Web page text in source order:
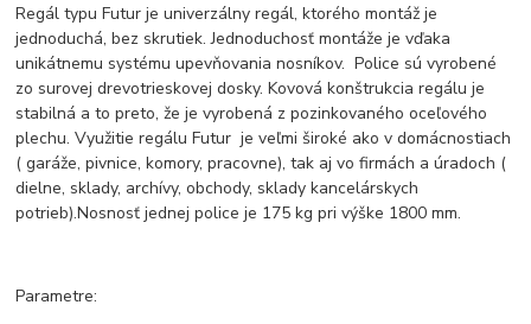
Regál typu Futur je univerzálny regál, ktorého montáž je
jednoduchá, bez skrutiek. Jednoduchosť montáže je vďaka
unikátnemu systému upevňovania nosníkov. Police sú vyrobené
zo surovej drevotrieskovej dosky. Kovová konštrukcia regálu je
stabilná a to preto, že je vyrobená z pozinkovaného oceľového
plechu. Využitie regálu Futur je veľmi široké ako v domácnostiach
( garáže, pivnice, komory, pracovne), tak aj vo firmách a úradoch (
dielne, sklady, archívy, obchody, sklady kancelárskych
potrieb).Nosnosť jednej police je 175 kg pri výške 1800 mm.
Parametre: